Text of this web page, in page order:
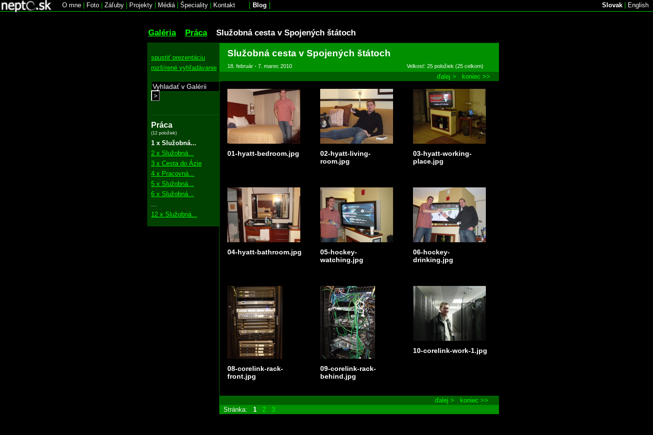
O mne Foto Záľuby Projekty Médiá| Špeciality Kontakt [ Blog ] Slovak English
Galéria Práca Služobná cesta v Spojených štátoch
spustiť prezentáciu
rozšírené vyhľadávanie
>
Práca
(12 položiek)
1 x Služobná...
2 x Služobná...
3 x Cesta do Ázie
4 x Pracovná...
5 x Služobná...
6 x Služobná...
12 x Služobná...
Služobná cesta v Spojených štátoch
18. február - 7. marec 2010 Velkosť: 25 položiek (25 celkom)
ďalej > koniec >>
01-hyatt-bedroom.jpg
02-hyatt-living-
room.jpg
03-hyatt-working-
place.jpg
04-hyatt-bathroom.jpg
05-hockey-
watching.jpg
06-hockey-
drinking.jpg
08-corelink-rack-
front.jpg
09-corelink-rack-
behind.jpg
10-corelink-work-1.jpg
ďalej >
koniec >>
Stránka:
1 2 3